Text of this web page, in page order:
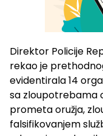
Direktor Policije
rekao je
evidentirala 14
sa zloupotrebama
prometa oružja,
falsifikovanjem